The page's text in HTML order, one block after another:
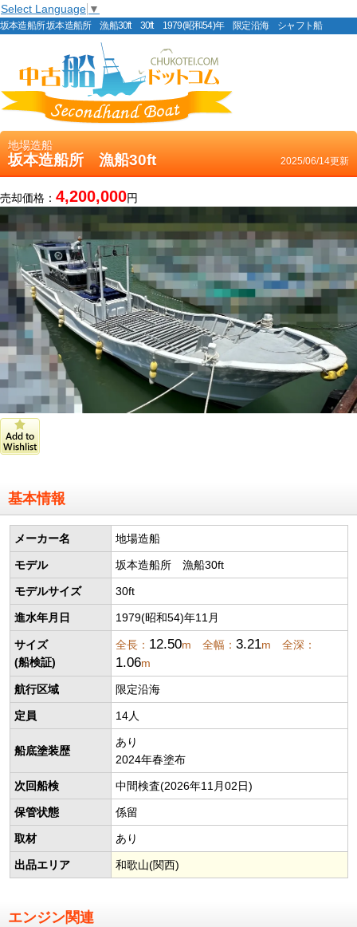
Select Language ▼
坂本造船所 坂本造船所 漁船30ft 30ft 1979(昭和54)年 限定沿海 シャフト船
地場造船
坂本造船所 漁船30ft 2025/06/14更新
売却価格： 4,200,000円
基本情報
メーカー名 地場造船
モデル 坂本造船所 漁船30ft
モデルサイズ 30ft
進水年月日 1979(昭和54)年11月
サイズ
(船検証)
全長： 12.50m 全幅： 3.21m 全深：
1.06m
航行区域 限定沿海
定員 14人
船底塗装歴
あり
2024年春塗布
次回船検 中間検査(2026年11月02日)
保管状態 係留
取材 あり
出品エリア 和歌山(関西)
エンジン関連